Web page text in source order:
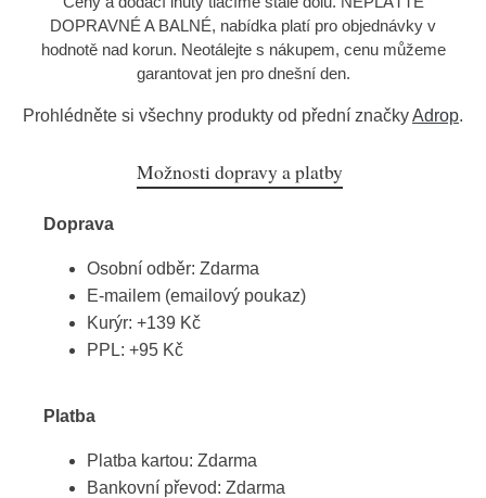
DOPRAVNÉ A BALNÉ, nabídka platí pro objednávky v
hodnotě nad korun. Neotálejte s nákupem, cenu můžeme
garantovat jen pro dnešní den.
Prohlédněte si všechny produkty od přední značkyAdrop.
Možnosti dopravy a platby
Doprava
Osobní odběr: Zdarma
E-mailem (emailový poukaz)
Kurýr: +139 Kč
PPL: +95 Kč
Platba
Platba kartou: Zdarma
Bankovní převod: Zdarma